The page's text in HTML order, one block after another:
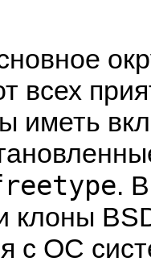
всех
иметь
.
клоны
с ОС